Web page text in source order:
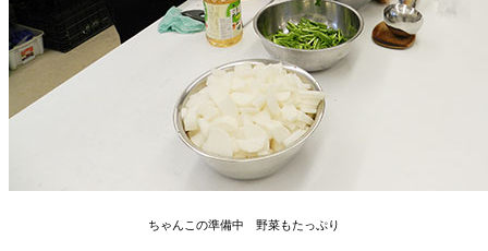
ちゃんこの準備中 野菜もたっぷり